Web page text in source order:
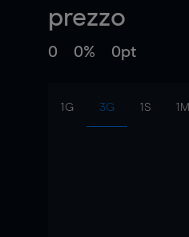
prezzo
0 0% 0pt
1G 3G 1S 1M